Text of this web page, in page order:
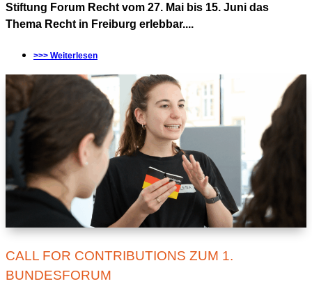
Stiftung Forum Recht vom 27. Mai bis 15. Juni das
Thema Recht in Freiburg erlebbar....
>>> Weiterlesen
CALL FOR CONTRIBUTIONS ZUM 1.
BUNDESFORUM